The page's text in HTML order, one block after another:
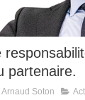
partenaire.
Arnaud Soton